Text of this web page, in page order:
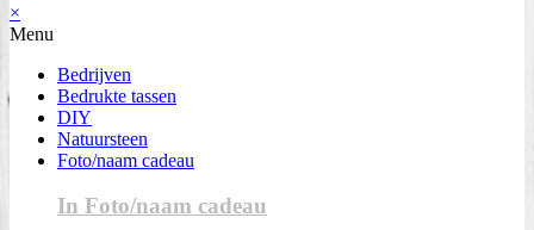
×
Menu
Bedrijven
Bedrukte tassen
DIY
Natuursteen
Foto/naam cadeau
In Foto/naam cadeau